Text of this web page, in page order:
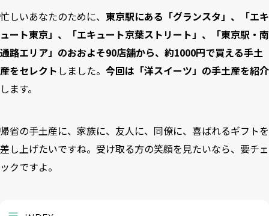
忙しいあなたのために、 東京駅にある「グランスタ」、「エキ
ュート東京」、「エキュート京葉ストリート」、「東京駅・南
通路エリア」のおおよそ90店舗から、約1000円で買える手土
産をセレクト しました。 今回は「洋スイーツ」の手土産を紹介
します。
帰省の手土産に、家族に、友人に、同僚に、喜ばれるギフトを
差し上げたいですね。受け取る方の笑顔を見たいなら、要チェ
ックですよ。